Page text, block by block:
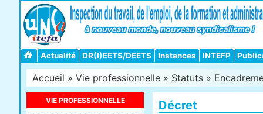
Actualité DR(I)EETS/DEETS Instances INTEFP
Accueil » Vie professionnelle » Statuts »
Décret
VIE PROFESSIONNELLE